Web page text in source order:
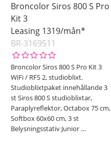
Broncolor Siros 800 S Pro
Kit 3
Leasing 1319/mån*
BR-3169511
Broncolor Siros 800 S Pro Kit 3
WiFi / RFS 2, studioblixt.
Studioblixtpaket innehållande 3
st Siros 800 S studioblixtar,
Paraplyreflektor, Octabox 75 cm,
Softbox 60x60 cm, 3 st
Belysningsstativ Junior …